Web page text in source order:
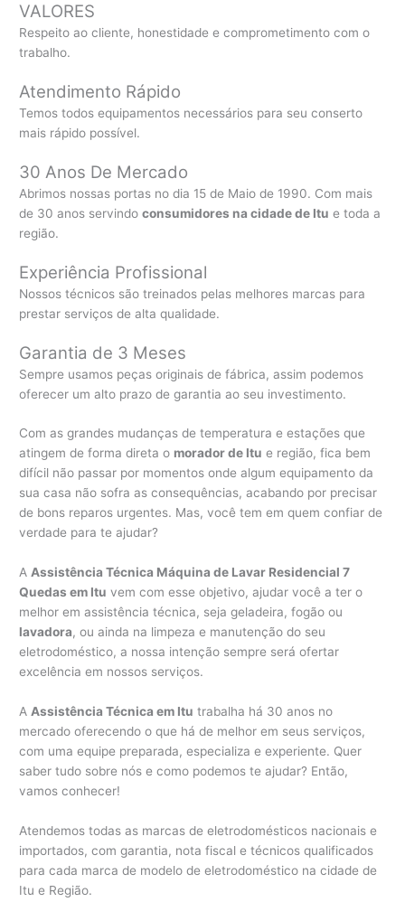
VALORES
Respeito ao cliente, honestidade e comprometimento com o
trabalho.
Atendimento Rápido
Temos todos equipamentos necessários para seu conserto
mais rápido possível.
30 Anos De Mercado
Abrimos nossas portas no dia 15 de Maio de 1990. Com mais
de 30 anos servindoconsumidores na cidade de Itu e toda a
região.
Experiência Profissional
Nossos técnicos são treinados pelas melhores marcas para
prestar serviços de alta qualidade.
Garantia de 3 Meses
Sempre usamos peças originais de fábrica, assim podemos
oferecer um alto prazo de garantia ao seu investimento.
Com as grandes mudanças de temperatura e estações que
atingem de forma direta o morador de Itu e região, fica bem
difícil não passar por momentos onde algum equipamento da
sua casa não sofra as consequências, acabando por precisar
de bons reparos urgentes. Mas, você tem em quem confiar de
verdade para te ajudar?
AAssistência Técnica Máquina de Lavar Residencial 7
Quedas em Itu vem com esse objetivo, ajudar você a ter o
melhor em assistência técnica, seja geladeira, fogão ou
lavadora, ou ainda na limpeza e manutenção do seu
eletrodoméstico, a nossa intenção sempre será ofertar
excelência em nossos serviços.
A Assistência Técnica em Itu trabalha há 30 anos no
mercado oferecendo o que há de melhor em seus serviços,
com uma equipe preparada, especializa e experiente. Quer
saber tudo sobre nós e como podemos te ajudar? Então,
vamos conhecer!
Atendemos todas as marcas de eletrodomésticos nacionais e
importados, com garantia, nota fiscal e técnicos qualificados
para cada marca de modelo de eletrodoméstico na cidade de
Itu e Região.